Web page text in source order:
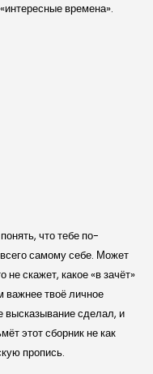
времена».
что тебе по-
самому себе. Может
скажет, какое «в зачёт»
важнее твоё личное
высказывание сделал, и
этот сборник не как
пропись.